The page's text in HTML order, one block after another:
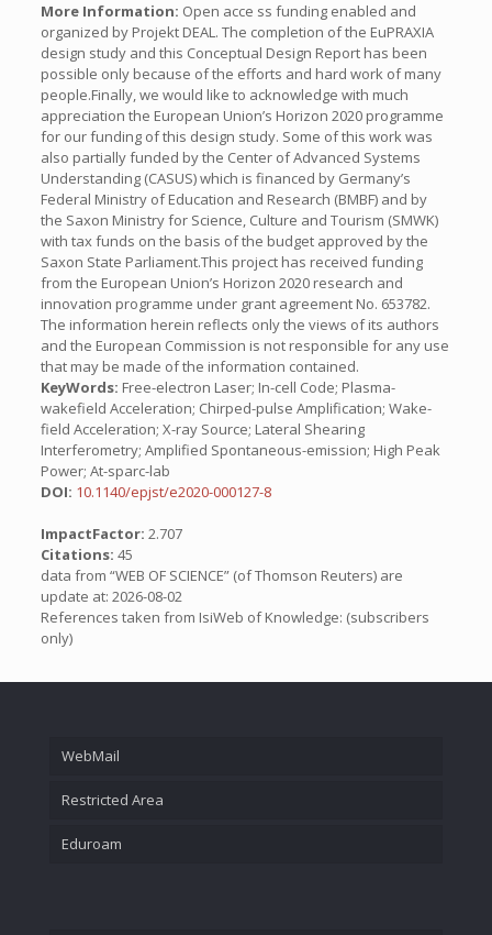
More Information: Open acce ss funding enabled and
organized by Projekt DEAL. The completion of the EuPRAXIA
design study and this Conceptual Design Report has been
possible only because of the efforts and hard work of many
people.Finally, we would like to acknowledge with much
appreciation the European Union’s Horizon 2020 programme
for our funding of this design study. Some of this work was
also partially funded by the Center of Advanced Systems
Understanding (CASUS) which is financed by Germany’s
Federal Ministry of Education and Research (BMBF) and by
the Saxon Ministry for Science, Culture and Tourism (SMWK)
with tax funds on the basis of the budget approved by the
Saxon State Parliament.This project has received funding
from the European Union’s Horizon 2020 research and
innovation programme under grant agreement No. 653782.
The information herein reflects only the views of its authors
and the European Commission is not responsible for any use
that may be made of the information contained.
KeyWords: Free-electron Laser; In-cell Code; Plasma-
wakefield Acceleration; Chirped-pulse Amplification; Wake-
field Acceleration; X-ray Source; Lateral Shearing
Interferometry; Amplified Spontaneous-emission; High Peak
Power; At-sparc-lab
DOI: 10.1140/epjst/e2020-000127-8
ImpactFactor: 2.707
Citations: 45
data from “WEB OF SCIENCE” (of Thomson Reuters) are
update at: 2026-08-02
References taken from IsiWeb of Knowledge: (subscribers
only)
WebMail
Restricted Area
Eduroam